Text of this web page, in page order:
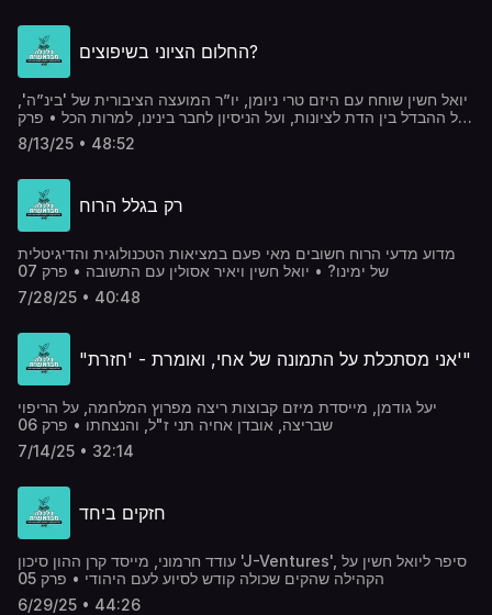
החלום הציוני בשיפוצים?
יואל חשין שוחח עם היזם טרי ניומן, יו”ר המועצה הציבורית של 'בינ”ה',
על ההבדל בין הדת לציונות, ועל הניסיון לחבר בינינו, למרות הכל • פרק
08
8/13/25 • 48:52
רק בגלל הרוח
מדוע מדעי הרוח חשובים מאי פעם במציאות הטכנולוגית והדיגיטלית
של ימינו? • יואל חשין ויאיר אסולין עם התשובה • פרק 07
7/28/25 • 40:48
"אני מסתכלת על התמונה של אחי, ואומרת - 'חזרת'"
יעל גודמן, מייסדת מיזם קבוצות ריצה מפרוץ המלחמה, על הריפוי
שבריצה, אובדן אחיה תני ז"ל, והנצחתו • פרק 06
7/14/25 • 32:14
חזקים ביחד
עודד חרמוני, מייסד קרן ההון סיכון 'J-Ventures', סיפר ליואל חשין על
הקהילה שהקים שכולה קודש לסיוע לעם היהודי • פרק 05
6/29/25 • 44:26